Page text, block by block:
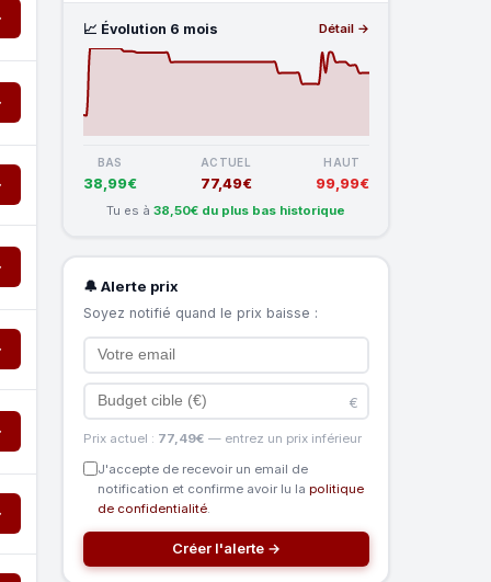
📈 Évolution 6 mois Détail →
BAS
38,99€
ACTUEL
77,49€
HAUT
99,99€
Tu es à 38,50€ du plus bas historique
🔔 Alerte prix
Soyez notifié quand le prix baisse :
€
Prix actuel : 77,49€ — entrez un prix inférieur
J'accepte de recevoir un email de
notification et confirme avoir lu la politique
de confidentialité.
Créer l'alerte →